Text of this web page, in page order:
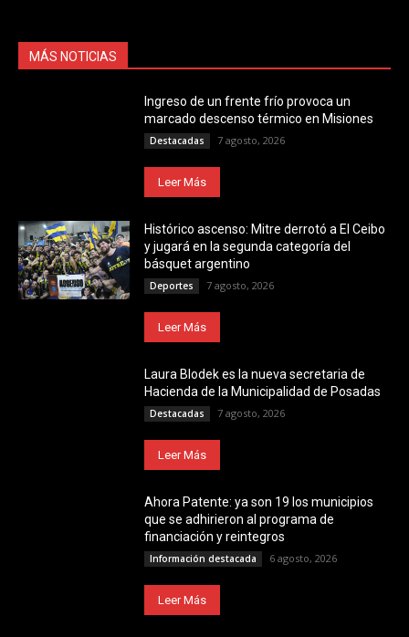
MÁS NOTICIAS
Ingreso de un frente frío provoca un
marcado descenso térmico en Misiones
Destacadas 7 agosto, 2026
Leer Más
Histórico ascenso: Mitre derrotó a El Ceibo
y jugará en la segunda categoría del
básquet argentino
Deportes 7 agosto, 2026
Leer Más
Laura Blodek es la nueva secretaria de
Hacienda de la Municipalidad de Posadas
Destacadas 7 agosto, 2026
Leer Más
Ahora Patente: ya son 19 los municipios
que se adhirieron al programa de
financiación y reintegros
Información destacada 6 agosto, 2026
Leer Más